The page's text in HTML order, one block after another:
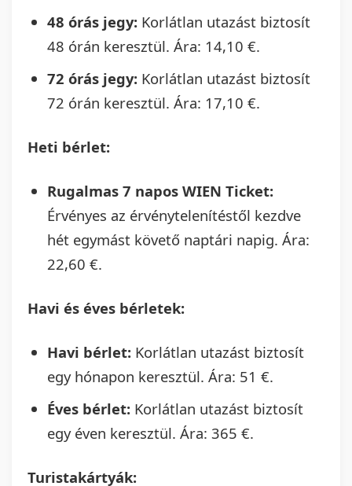
48 órás jegy: Korlátlan utazást biztosít
48 órán keresztül. Ára: 14,10 €.
72 órás jegy: Korlátlan utazást biztosít
72 órán keresztül. Ára: 17,10 €.
Heti bérlet:
Rugalmas 7 napos WIEN Ticket:
Érvényes az érvénytelenítéstől kezdve
hét egymást követő naptári napig. Ára:
22,60 €.
Havi és éves bérletek:
Havi bérlet: Korlátlan utazást biztosít
egy hónapon keresztül. Ára: 51 €.
Éves bérlet: Korlátlan utazást biztosít
egy éven keresztül. Ára: 365 €.
Turistakártyák: